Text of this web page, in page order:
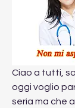
Ciao a tutti,
oggi voglio
seria ma che